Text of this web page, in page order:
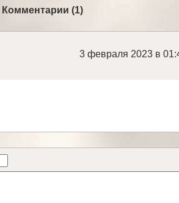
Комментарии (1)
3 февраля 2023 в